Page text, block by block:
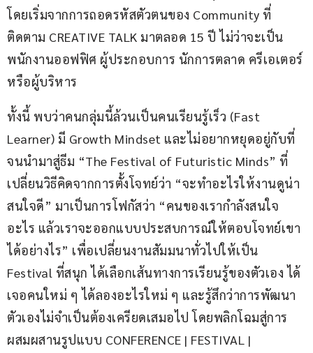
โดยเริ่มจากการถอดรหัสตัวตนของ Community ที่
ติดตาม CREATIVE TALK มาตลอด 15 ปี ไม่ว่าจะเป็น
พนักงานออฟฟิศ ผู้ประกอบการ นักการตลาด ครีเอเตอร์
หรือผู้บริหาร
ทั้งนี้ พบว่าคนกลุ่มนี้ล้วนเป็นคนเรียนรู้เร็ว (Fast
Learner) มี Growth Mindset และไม่อยากหยุดอยู่กับที่
จนนำมาสู่ธีม “The Festival of Futuristic Minds” ที่
เปลี่ยนวิธีคิดจากการตั้งโจทย์ว่า “จะทำอะไรให้งานดูน่า
สนใจดี” มาเป็นการโฟกัสว่า “คนของเรากำลังสนใจ
อะไร แล้วเราจะออกแบบประสบการณ์ให้ตอบโจทย์เขา
ได้อย่างไร” เพื่อเปลี่ยนงานสัมมนาทั่วไปให้เป็น
Festival ที่สนุก ได้เลือกเส้นทางการเรียนรู้ของตัวเอง ได้
เจอคนใหม่ ๆ ได้ลองอะไรใหม่ ๆ และรู้สึกว่าการพัฒนา
ตัวเองไม่จำเป็นต้องเครียดเสมอไป โดยพลิกโฉมสู่การ
ผสมผสานรูปแบบ CONFERENCE | FESTIVAL |